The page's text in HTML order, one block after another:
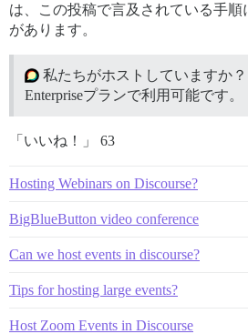
は、この投稿で言及されている手
があります。
私たちがホストしていますか？
Enterpriseプランで利用可能です。
「いいね！」 63
Hosting Webinars on Discourse?
BigBlueButton video conference
Can we host events in discourse?
Tips for hosting large events?
Host Zoom Events in Discourse